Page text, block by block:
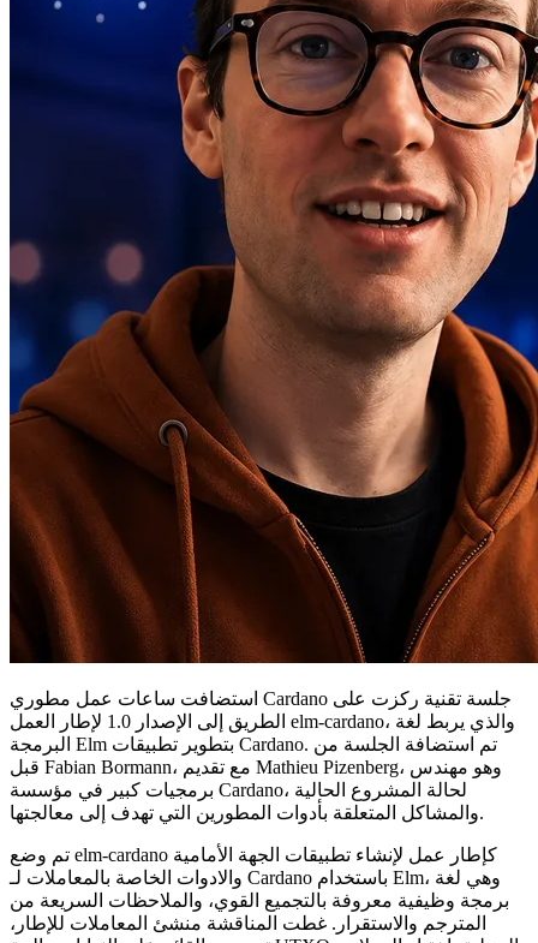
استضافت ساعات عمل مطوري Cardano جلسة تقنية ركزت على
الطريق إلى الإصدار 1.0 لإطار العمل elm-cardano، والذي يربط لغة
البرمجة Elm بتطوير تطبيقات Cardano. تم استضافة الجلسة من
قبل Fabian Bormann، مع تقديم Mathieu Pizenberg، وهو مهندس
برمجيات كبير في مؤسسة Cardano، لحالة المشروع الحالية
والمشاكل المتعلقة بأدوات المطورين التي تهدف إلى معالجتها.
تم وضع elm-cardano كإطار عمل لإنشاء تطبيقات الجهة الأمامية
والادوات الخاصة بالمعاملات لـ Cardano باستخدام Elm، وهي لغة
برمجة وظيفية معروفة بالتجميع القوي، والملاحظات السريعة من
المترجم والاستقرار. غطت المناقشة منشئ المعاملات للإطار،